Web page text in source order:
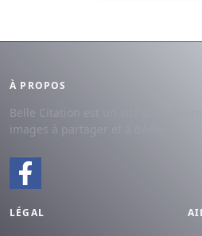
À PROPOS
Belle Citation est un site avec des
images à partager et à dédier.
LÉGAL